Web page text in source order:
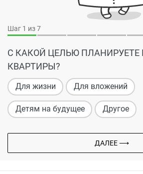
Шаг 1 из 7
С КАКОЙ ЦЕЛЬЮ ПЛАНИРУЕТЕ
КВАРТИРЫ?
Для жизни Для вложений
Детям на будущее Другое
ДАЛЕЕ ⟶